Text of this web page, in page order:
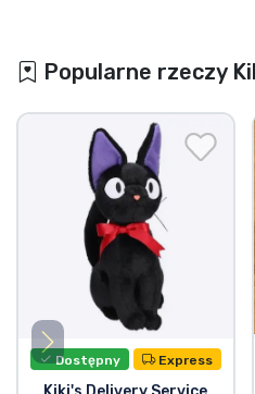
Popularne rzeczy
Dostępny Express